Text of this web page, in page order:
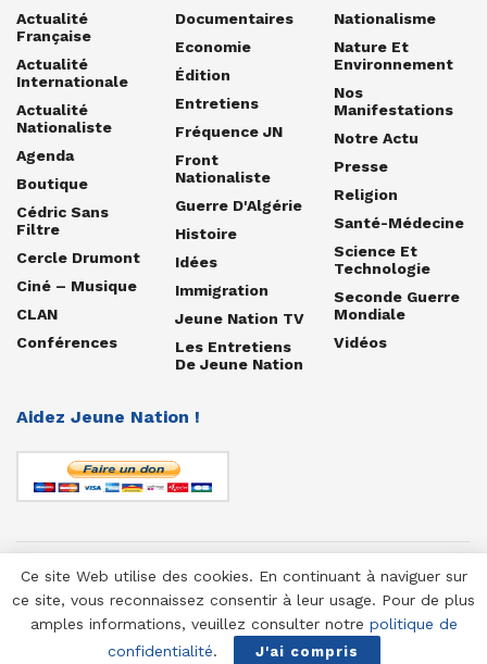
Actualité
Française
Actualité
Internationale
Actualité
Nationaliste
Agenda
Boutique
Cédric Sans
Filtre
Cercle Drumont
Ciné – Musique
CLAN
Conférences
Documentaires
Economie
Édition
Entretiens
Fréquence JN
Front
Nationaliste
Guerre D'Algérie
Histoire
Idées
Immigration
Jeune Nation TV
Les Entretiens
De Jeune Nation
Nationalisme
Nature Et
Environnement
Nos
Manifestations
Notre Actu
Presse
Religion
Santé-Médecine
Science Et
Technologie
Seconde Guerre
Mondiale
Vidéos
Aidez Jeune Nation !
© 1958-2025 Jeune Nation
Ce site Web utilise des cookies. En continuant à naviguer sur
ce site, vous reconnaissez consentir à leur usage. Pour de plus
amples informations, veuillez consulter notre politique de
confidentialité. J'ai compris